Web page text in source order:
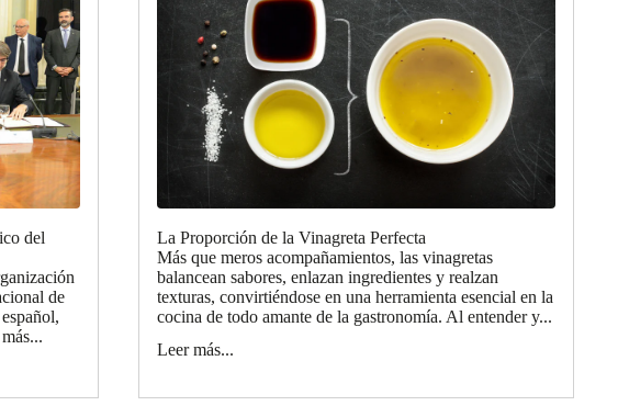
del
de
La Proporción de la Vinagreta Perfecta
Más que meros acompañamientos, las vinagretas
balancean sabores, enlazan ingredientes y realzan
texturas, convirtiéndose en una herramienta esencial en la
cocina de todo amante de la gastronomía. Al entender y...
Leer más...